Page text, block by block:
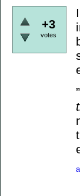
+3
votes